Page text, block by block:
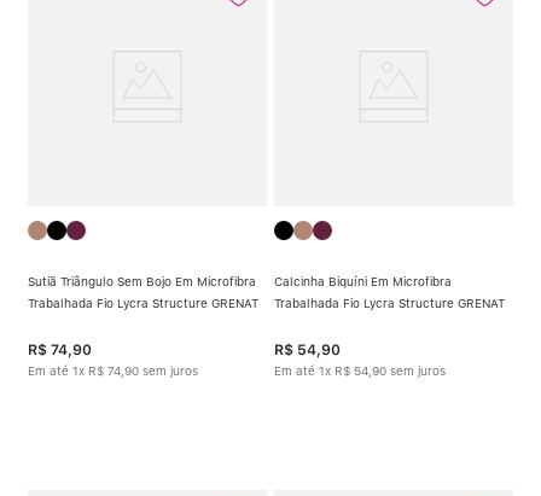
Sutiã Triângulo Sem Bojo Em Microfibra
Trabalhada Fio Lycra Structure GRENAT
R$ 74,90
Em até 1x R$ 74 90 sem juros
Calcinha Biquíni Em Microfibra
Trabalhada Fio Lycra Structure GRENAT
R$ 54,90
Em até 1x R$ 54 90 sem juros